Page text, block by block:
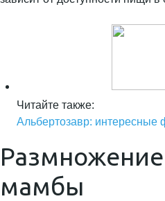
Читайте также:
Альбертозавр: интересные
мамбы